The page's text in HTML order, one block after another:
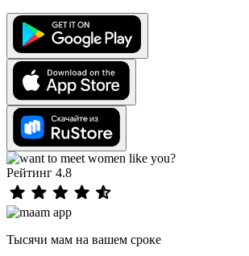
Рейтинг 4.8
Тысячи мам на вашем сроке